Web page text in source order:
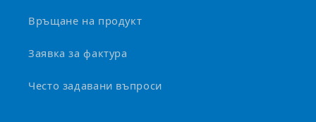
Връщане на продукт
Заявка за фактура
Често задавани въпроси